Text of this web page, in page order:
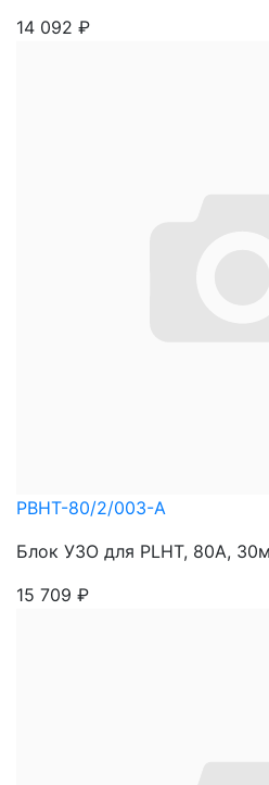
14 092 ₽
PBHT-80/2/003-A
Блок УЗО для PLHT, 80A,
15 709 ₽